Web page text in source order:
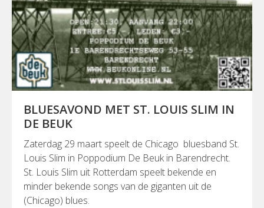
BLUESAVOND MET ST. LOUIS SLIM IN
DE BEUK
Zaterdag 29 maart speelt de Chicago bluesband St.
Louis Slim in Poppodium De Beuk in Barendrecht.
St. Louis Slim uit Rotterdam speelt bekende en
minder bekende songs van de giganten uit de
(Chicago) blues.